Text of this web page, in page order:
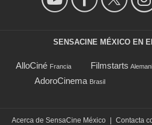
SENSACINE MÉXICO EN
AlloCiné Francia Filmstarts
AdoroCinema Brasil
Acerca de SensaCine México | Contacta